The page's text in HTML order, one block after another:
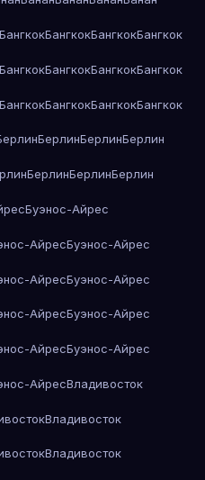
БангкокБангкокБангкокБангкок
БангкокБангкокБангкокБангкок
БангкокБангкокБангкокБангкок
БерлинБерлинБерлин
БерлинБерлинБерлин
Буэнос-Айрес
АйресБуэнос-Айрес
АйресБуэнос-Айрес
АйресБуэнос-Айрес
АйресБуэнос-Айрес
АйресВладивосток
Владивосток
Владивосток